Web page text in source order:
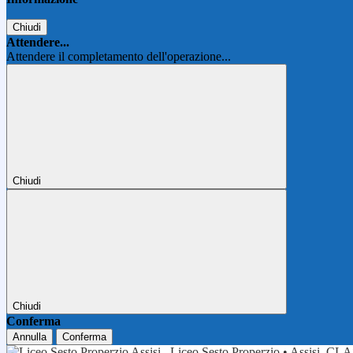
Chiudi
Attendere...
Attendere il completamento dell'operazione...
Chiudi
Chiudi
Conferma
Annulla Conferma